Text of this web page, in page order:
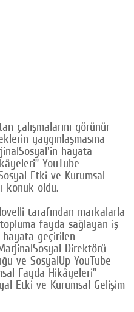
çalışmalarını görünür
yaygınlaşmasına
hayata
YouTube
Etki ve Kurumsal
konuk oldu.
tarafından markalarla
fayda sağlayan iş
geçirilen
Direktörü
ve SosyalUp YouTube
Fayda Hikâyeleri”
Etki ve Kurumsal Gelişim